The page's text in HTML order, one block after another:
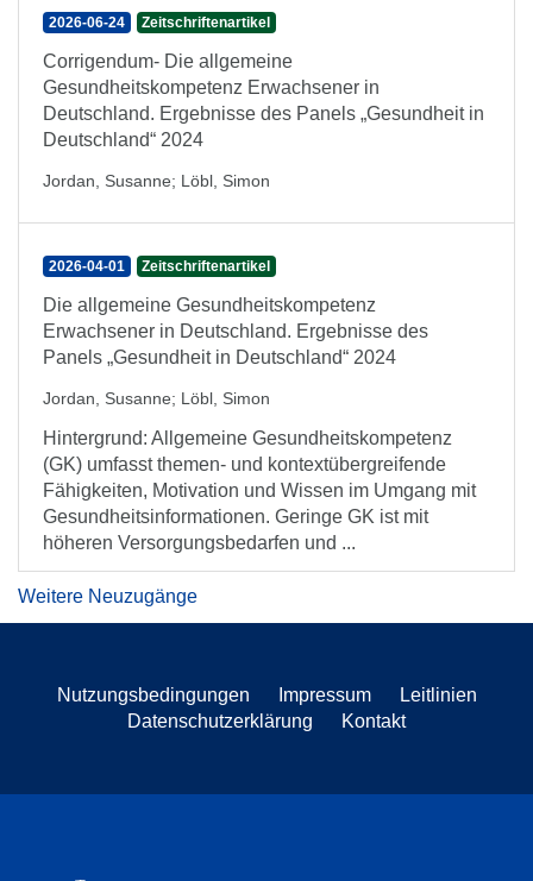
2026-06-24 Zeitschriftenartikel
Corrigendum- Die allgemeine
Gesundheitskompetenz Erwachsener in
Deutschland. Ergebnisse des Panels „Gesundheit in
Deutschland“ 2024
Jordan, Susanne; Löbl, Simon
2026-04-01 Zeitschriftenartikel
Die allgemeine Gesundheitskompetenz
Erwachsener in Deutschland. Ergebnisse des
Panels „Gesundheit in Deutschland“ 2024
Jordan, Susanne; Löbl, Simon
Hintergrund: Allgemeine Gesundheitskompetenz
(GK) umfasst themen- und kontextübergreifende
Fähigkeiten, Motivation und Wissen im Umgang mit
Gesundheitsinformationen. Geringe GK ist mit
höheren Versorgungsbedarfen und ...
Weitere Neuzugänge
Nutzungsbedingungen Impressum
Leitlinien
Datenschutzerklärung
Kontakt